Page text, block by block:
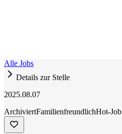
Alle Jobs
Details zur Stelle
2025.08.07
ArchiviertFamilienfreundlichHot-Job